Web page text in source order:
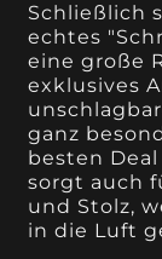
Schließlich
echtes
eine große
exklusives
ganz
besten
sorgt auch
und Stolz,
in die Luft